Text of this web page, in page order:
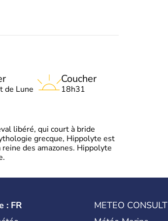
de Lune
Coucher
18h31
libéré, qui court à bride
grecque, Hippolyte est
des amazones. Hippolyte
: FR
METEO CONSULT